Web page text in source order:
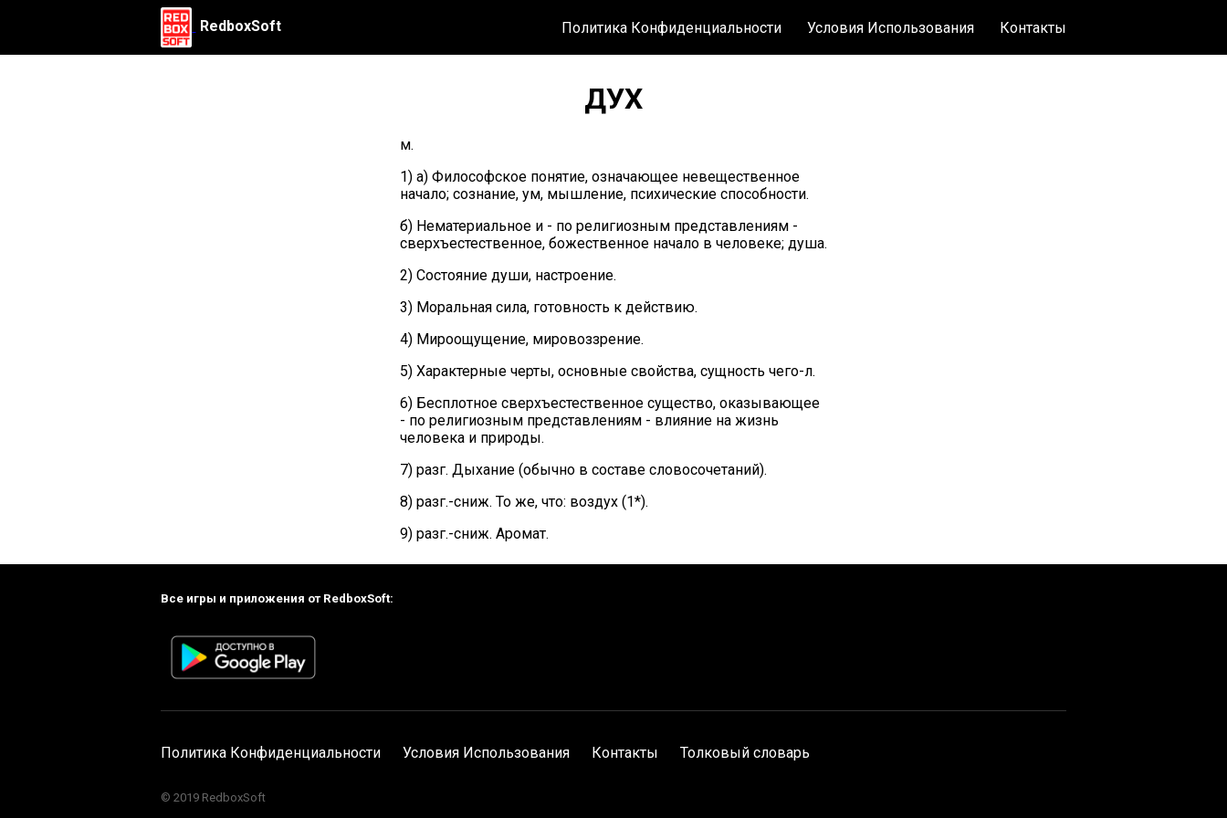
RedboxSoft Политика Конфиденциальности Условия Использования Контакты
ДУХ
м.
1) а) Философское понятие, означающее невещественное
начало; сознание, ум, мышление, психические способности.
б) Нематериальное и - по религиозным представлениям -
сверхъестественное, божественное начало в человеке; душа.
2) Состояние души, настроение.
3) Моральная сила, готовность к действию.
4) Мироощущение, мировоззрение.
5) Характерные черты, основные свойства, сущность чего-л.
6) Бесплотное сверхъестественное существо, оказывающее
- по религиозным представлениям - влияние на жизнь
человека и природы.
7) разг. Дыхание (обычно в составе словосочетаний).
8) разг.-сниж. То же, что: воздух (1*).
9) разг.-сниж. Аромат.
Все игры и приложения от RedboxSoft:
Политика Конфиденциальности Условия Использования Контакты Толковый словарь
© 2019 RedboxSoft